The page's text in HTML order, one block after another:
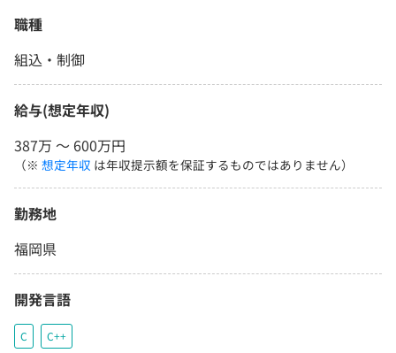
職種
組込・制御
給与(想定年収)
387万 〜 600万円
（※ 想定年収 は年収提示額を保証するものではありません）
勤務地
福岡県
開発言語
C C++